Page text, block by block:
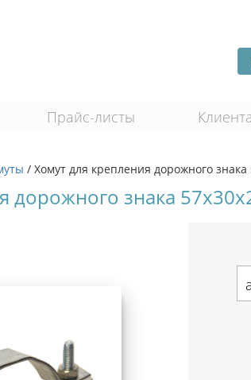
Прайс-листы
/ Хомут для крепления дорожного
дорожного знака